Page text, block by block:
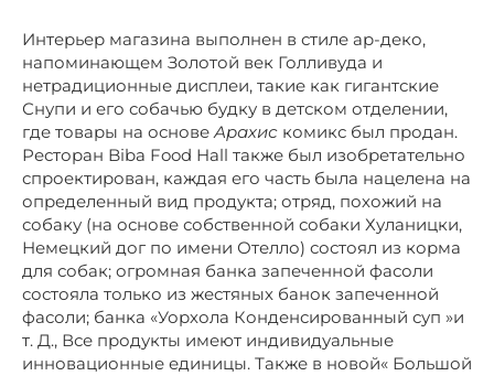
Интерьер магазина выполнен в стиле ар-деко,
напоминающем Золотой век Голливуда и
нетрадиционные дисплеи, такие как гигантские
Снупи и его собачью будку в детском отделении,
где товары на основе Арахис комикс был продан.
Ресторан Biba Food Hall также был изобретательно
спроектирован, каждая его часть была нацелена на
определенный вид продукта; отряд, похожий на
собаку (на основе собственной собаки Хуланицки,
Немецкий дог по имени Отелло) состоял из корма
для собак; огромная банка запеченной фасоли
состояла только из жестяных банок запеченной
фасоли; банка «Уорхола Конденсированный суп »и
т. Д., Все продукты имеют индивидуальные
инновационные единицы. Также в новой« Большой